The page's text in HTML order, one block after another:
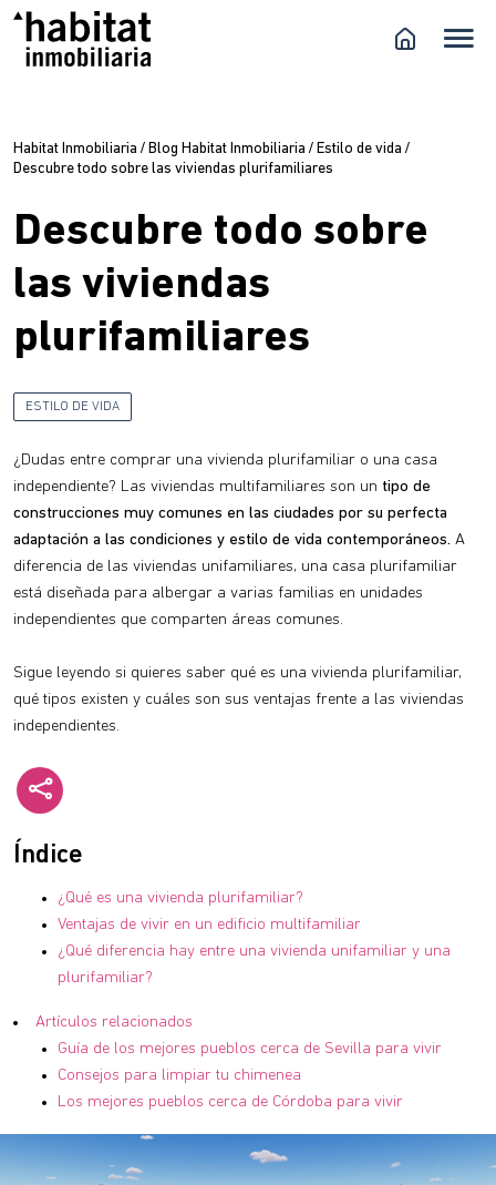
Habitat Inmobiliaria / Blog Habitat Inmobiliaria / Estilo de vida /
Descubre todo sobre las viviendas plurifamiliares
Descubre todo sobre
las viviendas
plurifamiliares
ESTILO DE VIDA
¿Dudas entre comprar una vivienda plurifamiliar o una casa
independiente? Las viviendas multifamiliares son un tipo de
construcciones muy comunes en las ciudades por su perfecta
adaptación a las condiciones y estilo de vida contemporáneos. A
diferencia de las viviendas unifamiliares, una casa plurifamiliar
está diseñada para albergar a varias familias en unidades
independientes que comparten áreas comunes.
Sigue leyendo si quieres saber qué es una vivienda plurifamiliar,
qué tipos existen y cuáles son sus ventajas frente a las viviendas
independientes.
Índice
¿Qué es una vivienda plurifamiliar?
Ventajas de vivir en un edificio multifamiliar
¿Qué diferencia hay entre una vivienda unifamiliar y una
plurifamiliar?
Artículos relacionados
Guía de los mejores pueblos cerca de Sevilla para vivir
Consejos para limpiar tu chimenea
Los mejores pueblos cerca de Córdoba para vivir